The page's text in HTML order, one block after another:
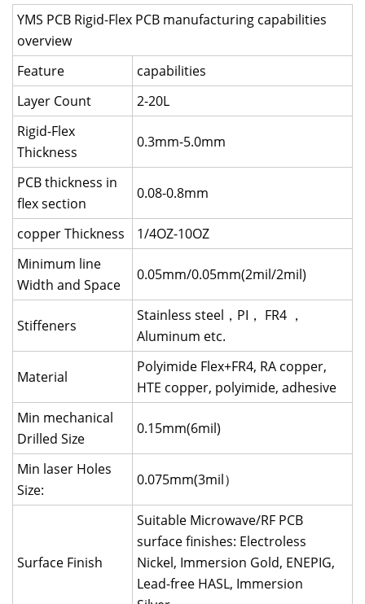
YMS PCB Rigid-Flex PCB manufacturing capabilities
overview
Feature
capabilities
Layer Count
2-20L
Rigid-Flex
Thickness
0.3mm-5.0mm
PCB thickness in
flex section
0.08-0.8mm
copper Thickness
1/4OZ-10OZ
Minimum line
Width and Space
0.05mm/0.05mm(2mil/2mil)
Stiffeners
Stainless steel，PI， FR4 ，
Aluminum etc.
Material
Polyimide Flex+FR4, RA copper,
HTE copper, polyimide, adhesive
Min mechanical
Drilled Size
0.15mm(6mil)
Min laser Holes
Size:
0.075mm(3mil）
Surface Finish
Suitable Microwave/RF PCB
surface finishes: Electroless
Nickel, Immersion Gold, ENEPIG,
Lead-free HASL, Immersion